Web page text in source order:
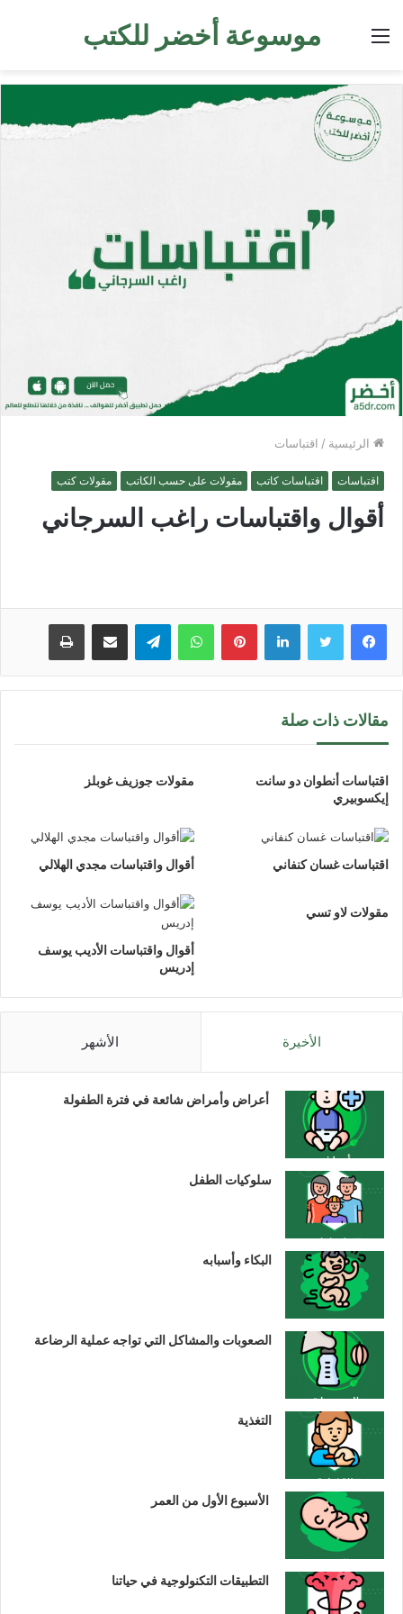
موسوعة أخضر للكتب القائمة
الرئيسية / اقتباسات
اقتباسات اقتباسات كاتب مقولات على حسب الكاتب مقولات كتب
أقوال واقتباسات راغب السرجاني
لينكدإن بينتيريستواتساب تيلقرام مشاركة عبر البريد طباعة
مقالات ذات صلة
اقتباسات أنطوان دو سانت
إيكسوبيري
مقولات جوزيف غوبلز
اقتباسات غسان كنفاني أقوال واقتباسات مجدي الهلالي
مقولات لاو تسي
أقوال واقتباسات الأديب يوسف
إدريس
الأخيرة الأشهر
أعراض وأمراض شائعة في فترة الطفولة
سلوكيات الطفل
البكاء وأسبابه
الصعوبات والمشاكل التي تواجه عملية الرضاعة
التغذية
الأسبوع الأول من العمر
التطبيقات التكنولوجية في حياتنا